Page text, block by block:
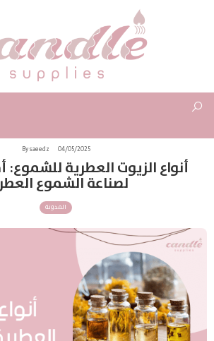
04/05/2025
By saeedz
أنواع الزيوت العطرية للشموع:
لصناعة الشموع
المدونة